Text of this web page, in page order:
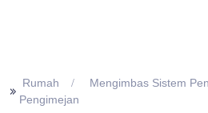
>> Rumah
Mengimbas Sistem
Pengimejan